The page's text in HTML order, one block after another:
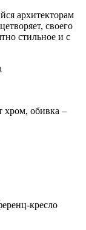
архитекторам
своего
стильное и с
хром, обивка –
кресло